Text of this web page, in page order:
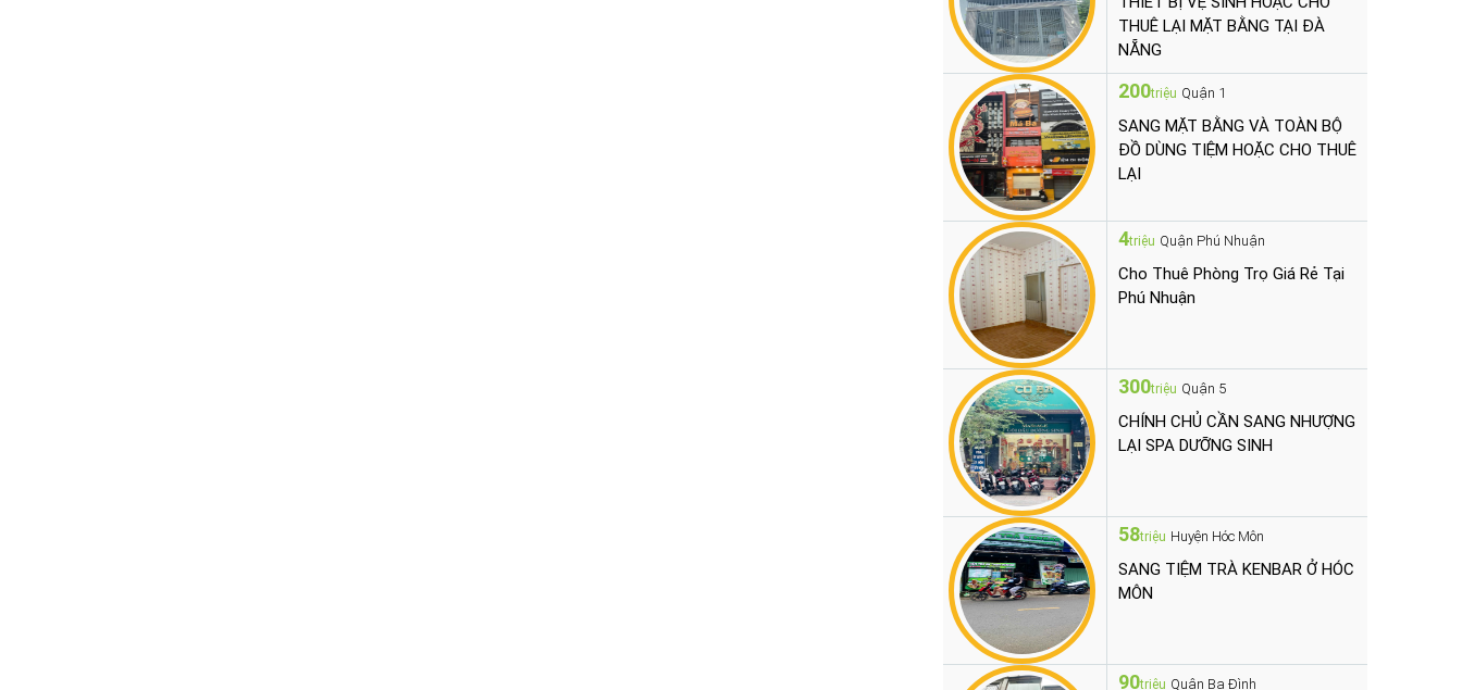
THUÊ LẠI MẶT BẰNG TẠI ĐÀ
NẴNG
200triệu Quận 1
SANG MẶT BẰNG VÀ TOÀN BỘ
ĐỒ DÙNG TIỆM HOẶC CHO THUÊ
LẠI
4triệu Quận Phú Nhuận
Cho Thuê Phòng Trọ Giá Rẻ Tại
Phú Nhuận
300triệu Quận 5
CHÍNH CHỦ CẦN SANG NHƯỢNG
LẠI SPA DƯỠNG SINH
58triệu Huyện Hóc Môn
SANG TIỆM TRÀ KENBAR Ở HÓC
MÔN
90triệu Quận Ba Đình